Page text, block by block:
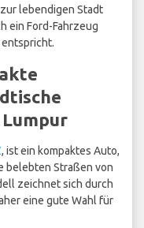
lebendigen Stadt
ein Ford-Fahrzeug
, ist ein kompaktes Auto,
belebten Straßen von
zeichnet sich durch
eine gute Wahl für